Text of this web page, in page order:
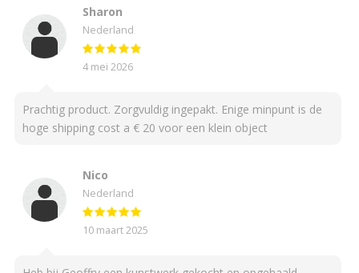
Sharon
Nederland
4 mei 2026
Prachtig product. Zorgvuldig ingepakt. Enige minpunt is de
hoge shipping cost a € 20 voor een klein object
Nico
Nederland
10 maart 2025